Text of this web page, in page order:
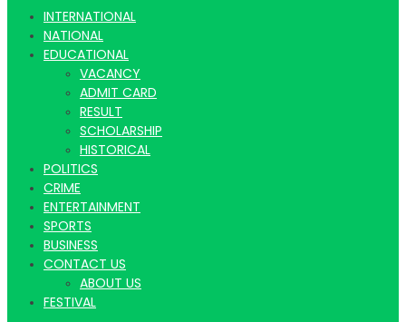
Latest
Hindi
News
INTERNATIONAL
NATIONAL
EDUCATIONAL
VACANCY
ADMIT CARD
RESULT
SCHOLARSHIP
HISTORICAL
POLITICS
CRIME
ENTERTAINMENT
SPORTS
BUSINESS
CONTACT US
ABOUT US
FESTIVAL